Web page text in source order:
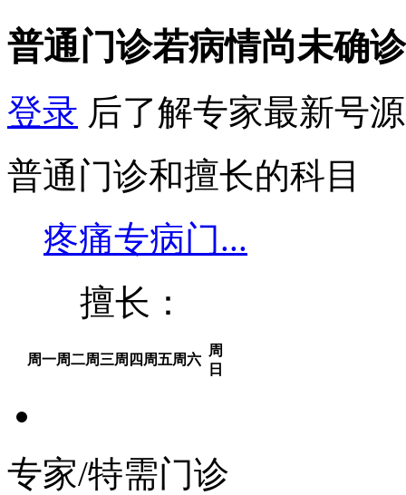
普通门诊若病情尚未确
登录 后了解专家最新号
普通门诊和擅长的科目
疼痛专病门...
擅长：
周一周二周三周四 周五周六
周
日
专家/特需门诊